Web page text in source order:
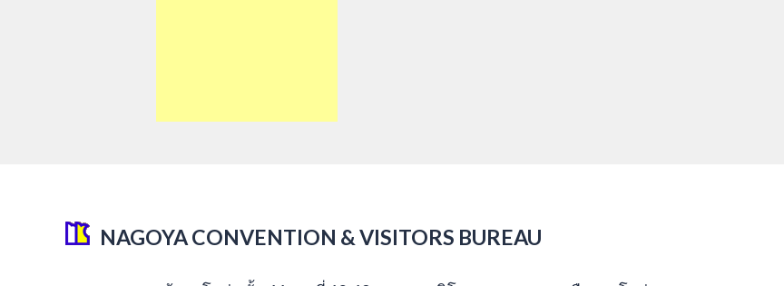
NAGOYA CONVENTION & VISITORS BUREAU